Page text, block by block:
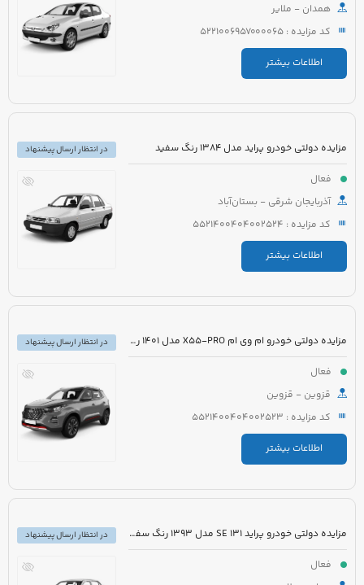
همدان - ملایر
کد مزایده : 5221006957000065
اطلاعات بیشتر
مزایده دولتی خودرو پراید مدل 1384 رنگ سفید
فعال
آذربایجان شرقی - بستان‌آباد
کد مزایده : 5521400404002524
اطلاعات بیشتر
در انتظار ارسال پیشنهاد
مزایده دولتی خودرو ام وی ام X55-PRO مدل 1401 رنگ مشکی متالیک
فعال
قزوین - قزوین
کد مزایده : 5521400404002523
اطلاعات بیشتر
در انتظار ارسال پیشنهاد
مزایده دولتی خودرو پراید 131 SE مدل 1393 رنگ سفید روغنی
فعال
در انتظار ارسال پیشنهاد